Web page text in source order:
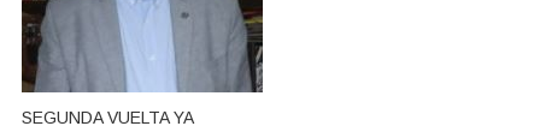
SEGUNDA VUELTA YA